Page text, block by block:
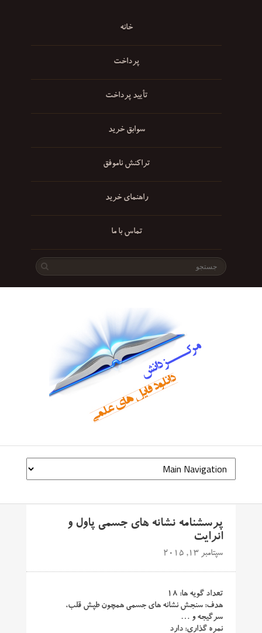
خانه
پرداخت
تأیید پرداخت
سوابق خرید
تراکنش ناموفق
راهنمای خرید
تماس با ما
پرسشنامه نشانه های جسمی پاول و
انرایت
سپتامبر 13, 2015
تعداد گویه ها: ۱۸
هدف: سنجش نشانه های جسمی همچون طپش قلب،
سرگیجه و …
نمره گذاری: دارد